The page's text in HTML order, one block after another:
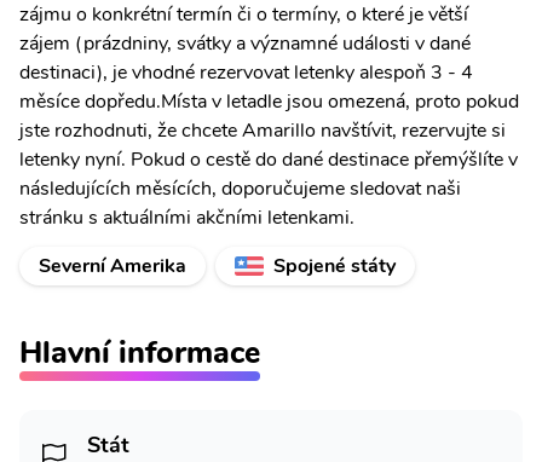
zájmu o konkrétní termín či o termíny, o které je větší
zájem (prázdniny, svátky a významné události v dané
destinaci), je vhodné rezervovat letenky alespoň 3 - 4
měsíce dopředu.Místa v letadle jsou omezená, proto pokud
jste rozhodnuti, že chcete Amarillo navštívit, rezervujte si
letenky nyní. Pokud o cestě do dané destinace přemýšlíte v
následujících měsících, doporučujeme sledovat naši
stránku s aktuálními akčními letenkami.
Severní Amerika
Spojené státy
Hlavní informace
Stát